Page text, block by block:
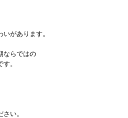
があります。
ならではの
。
い。